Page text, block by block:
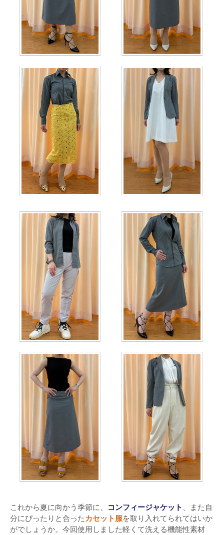
これから夏に向かう季節に、 コンフィージャケット 、また自
分にぴったりと合ったカセット服を取り入れてられてはいか
がでしょうか。今回使用しました軽くて洗える機能性素材